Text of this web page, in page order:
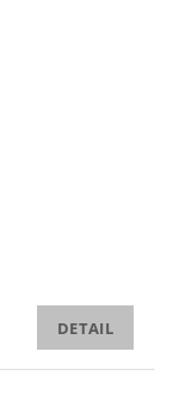
DETAIL